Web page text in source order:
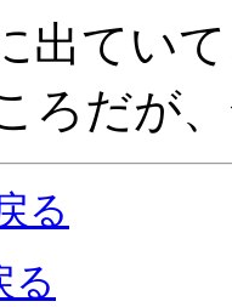
出てい
ろだが
る
る